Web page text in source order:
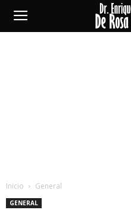
Enrique
Inicio General
GENERAL